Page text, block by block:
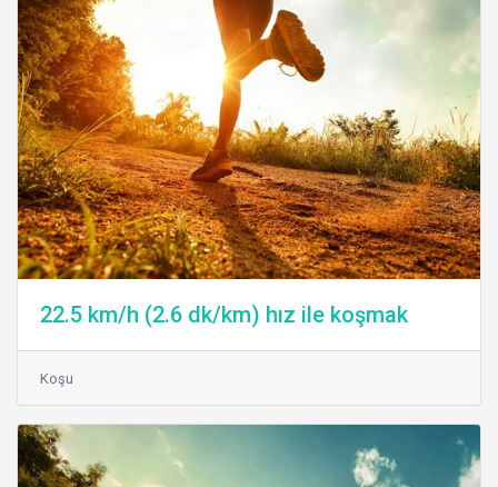
22.5 km/h (2.6 dk/km) hız ile koşmak
Koşu